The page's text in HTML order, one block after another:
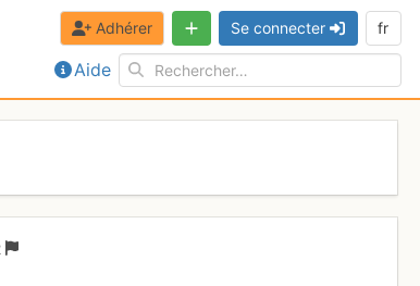
Aide
Adhérer Se connecter fr